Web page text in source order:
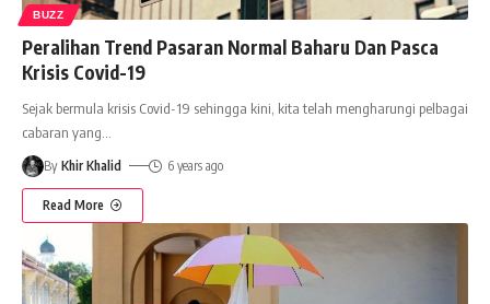
BUZZ
Peralihan Trend Pasaran Normal Baharu Dan Pasca
Krisis Covid-19
Sejak bermula krisis Covid-19 sehingga kini, kita telah mengharungi pelbagai
cabaran yang
By Khir Khalid 6 years ago
Read More